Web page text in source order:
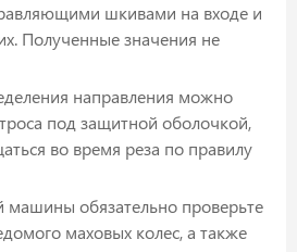
шкивами на входе и
Полученные значения не
направления можно
под защитной оболочкой,
во время реза по правилу
машины обязательно проверьте
маховых колес, а также